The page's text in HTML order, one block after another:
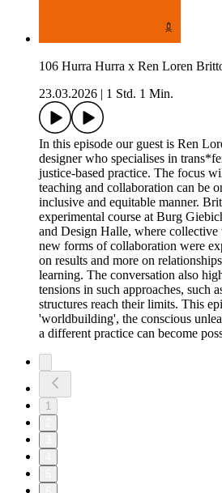
106 Hurra Hurra x Ren Loren
23.03.2026
1 Std. 1 Min.
In this episode our guest is Ren
designer who specialises in
justice-based practice. The focus
teaching and collaboration can be
inclusive and equitable manner.
experimental course at Burg
and Design Halle, where collective
new forms of collaboration were
on results and more on
learning. The conversation also
tensions in such approaches, such
structures reach their limits. This
'worldbuilding', the conscious
a different practice can become
1